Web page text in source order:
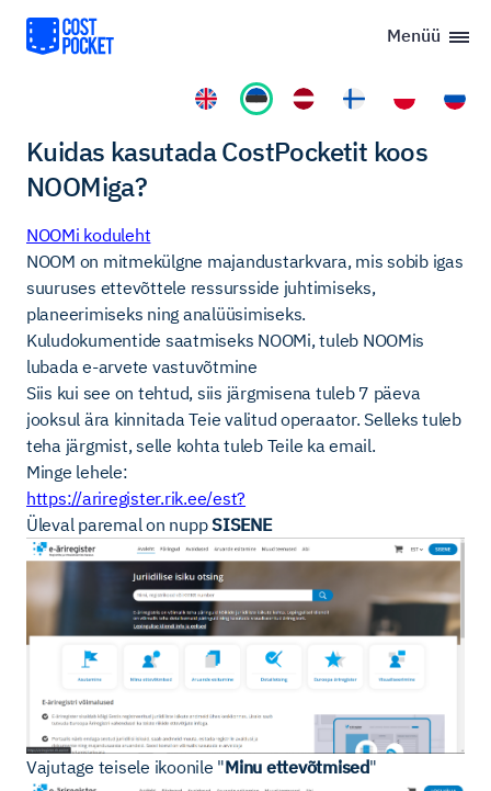
Menüü
Kuidas kasutada CostPocketit koos
NOOMiga?
NOOMi koduleht
NOOM on mitmekülgne majandustarkvara, mis sobib igas
suuruses ettevõttele ressursside juhtimiseks,
planeerimiseks ning analüüsimiseks.
Kuludokumentide saatmiseks NOOMi, tuleb NOOMis
lubada e-arvete vastuvõtmine
Siis kui see on tehtud, siis järgmisena tuleb 7 päeva
jooksul ära kinnitada Teie valitud operaator. Selleks tuleb
teha järgmist, selle kohta tuleb Teile ka email.
Minge lehele:
https://ariregister.rik.ee/est?
Üleval paremal on nuppSISENE
Vajutage teisele ikoonile "Minu ettevõtmised"